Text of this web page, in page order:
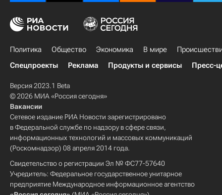
Политика Общество Экономика В мире
Спецпроекты
Реклама Продукты и сервисы Пресс-
Версия 2023.1 Beta
© 2026 МИА «Россия сегодня»
Вакансии
Сетевое издание РИА Новости зарегистрировано
в Федеральной службе по надзору в сфере связи,
информационных технологий и массовых коммуникаций
(Роскомнадзор) 08 апреля 2014 года.
Свидетельство о регистрации Эл № ФС77-57640
Учредитель: Федеральное государственное унитарное
предприятие Международное информационное агентство